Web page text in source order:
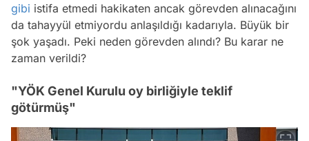
gibi istifa etmedi hakikaten ancak görevden alınacağını
da tahayyül etmiyordu anlaşıldığı kadarıyla. Büyük bir
şok yaşadı. Peki neden görevden alındı? Bu karar ne
zaman verildi?
"YÖK Genel Kurulu oy birliğiyle teklif
götürmüş"